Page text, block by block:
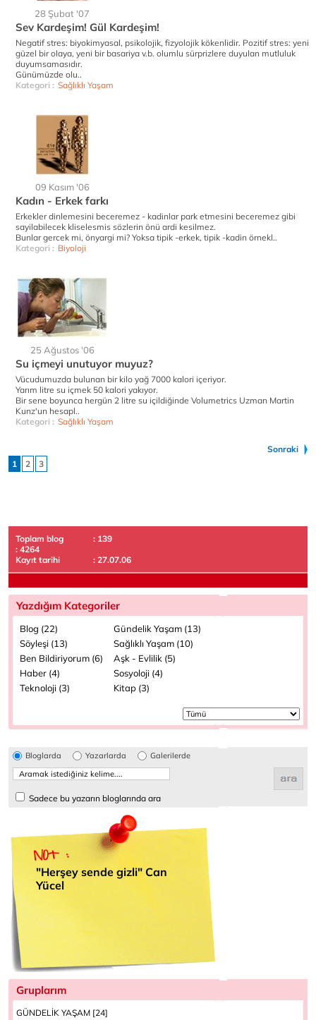
28 Şubat '07
Sev Kardeşim! Gül Kardeşim!
Negatif stres: biyokimyasal, psikolojik, fizyolojik kökenlidir. Pozitif stres: yeni
güzel bir olaya, yeni bir basariya v.b. olumlu sürprizlere duyulan mutluluk
duyumsamasıdır.
Günümüzde olu..
Kategori : Sağlıklı Yaşam
09 Kasım '06
Kadın - Erkek farkı
Erkekler dinlemesini beceremez - kadinlar park etmesini beceremez gibi
sayilabilecek kliselesmis sözlerin önü ardi kesilmez.
Bunlar gercek mi, önyargi mi? Yoksa tipik -erkek, tipik -kadin örnekl..
Kategori : Biyoloji
25 Ağustos '06
Su içmeyi unutuyor muyuz?
Vücudumuzda bulunan bir kilo yağ 7000 kalori içeriyor.
Yarım litre su içmek 50 kalori yakıyor.
Bir sene boyunca hergün 2 litre su içildiğinde Volumetrics Uzman Martin
Kunz'un hesapl..
Kategori : Sağlıklı Yaşam
Sonraki
1
2 3
Toplam blog
: 139
: 4264
Kayıt tarihi
: 27.07.06
Yazdığım Kategoriler
Blog (22)
Gündelik Yaşam (13)
Söyleşi (13)
Sağlıklı Yaşam (10)
Ben Bildiriyorum (6)
Aşk - Evlilik (5)
Haber (4)
Sosyoloji (4)
Teknoloji (3)
Kitap (3)
Bloglarda Yazarlarda Galerilerde
Sadece bu yazarın bloglarında ara
"Herşey sende gizli" Can
Yücel
Gruplarım
GÜNDELİK YAŞAM [24]